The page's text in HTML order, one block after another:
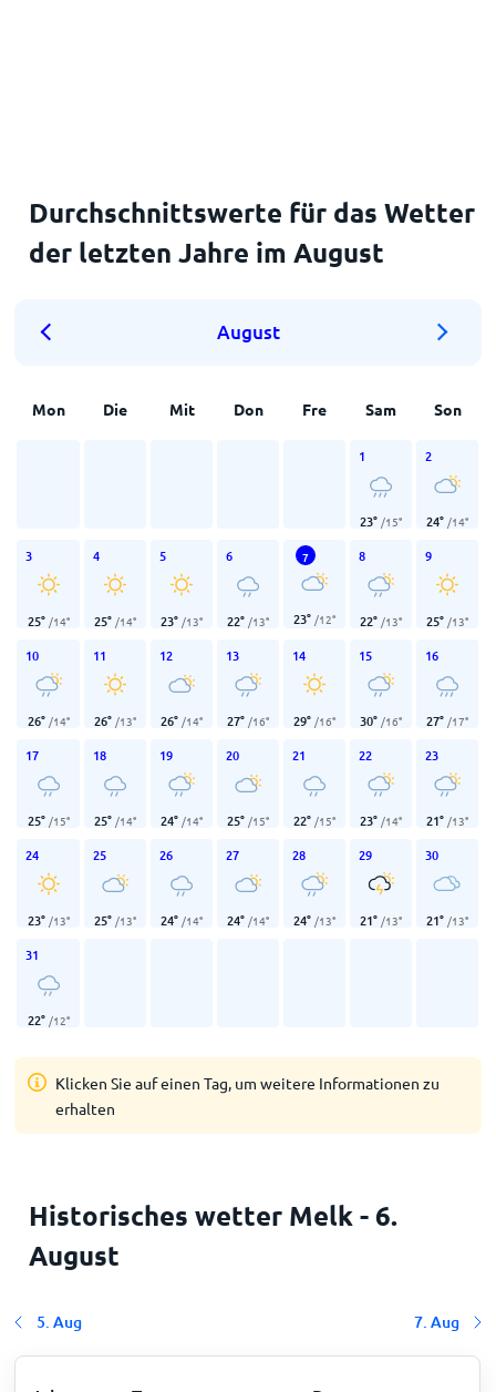
Durchschnittswerte für das Wetter
der letzten Jahre im August
August
Mon Die Mit Don Fre Sam Son
1
23° /15°
2
24° /14°
3
25° /14°
4
25° /14°
5
23° /13°
6
22° /13°
7
23° /12°
8
22° /13°
9
25° /13°
10
26° /14°
11
26° /13°
12
26° /14°
13
27° /16°
14
29° /16°
15
30° /16°
16
27° /17°
17
25° /15°
18
25° /14°
19
24° /14°
20
25° /15°
21
22° /15°
22
23° /14°
23
21° /13°
24
23° /13°
25
25° /13°
26
24° /14°
27
24° /14°
28
24° /13°
29
21° /13°
30
21° /13°
31
22° /12°
Klicken Sie auf einen Tag, um weitere Informationen zu
erhalten
Historisches wetter Melk - 6.
August
5. Aug 7. Aug